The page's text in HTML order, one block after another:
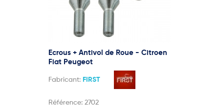
Ecrous + Antivol de Roue - Citroen
Fiat Peugeot
Fabricant: FIRST
Référence: 2702